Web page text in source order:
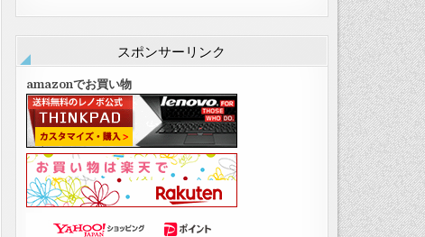
スポンサーリンク
amazonでお買い物